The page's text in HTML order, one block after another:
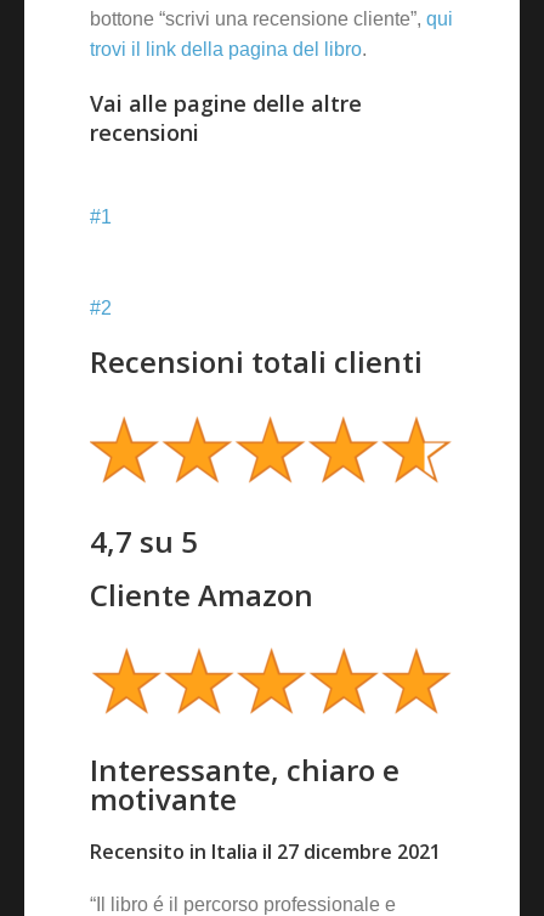
bottone “scrivi una recensione cliente”, qui
trovi il link della pagina del libro.
Vai alle pagine delle altre
recensioni
#1
#2
Recensioni totali clienti
4,7 su 5
Cliente Amazon
Interessante, chiaro e
motivante
Recensito in Italia il 27 dicembre 2021
“Il libro é il percorso professionale e